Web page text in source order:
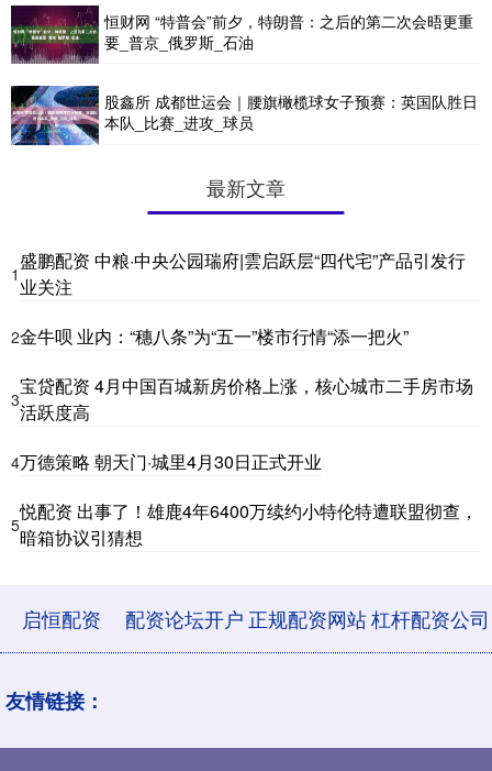
恒财网 “特普会”前夕，特朗普：之后的第二次会晤更重
要_普京_俄罗斯_石油
股鑫所 成都世运会｜腰旗橄榄球女子预赛：英国队胜日
本队_比赛_进攻_球员
最新文章
1
盛鹏配资 中粮·中央公园瑞府|雲启跃层“四代宅”产品引发行
业关注
2金牛呗 业内：“穗八条”为“五一”楼市行情“添一把火”
3
宝贷配资 4月中国百城新房价格上涨，核心城市二手房市场
活跃度高
4万德策略 朝天门·城里4月30日正式开业
5
悦配资 出事了！雄鹿4年6400万续约小特伦特遭联盟彻查，
暗箱协议引猜想
启恒配资 配资论坛开户 正规配资网站杠杆配资公司
友情链接：